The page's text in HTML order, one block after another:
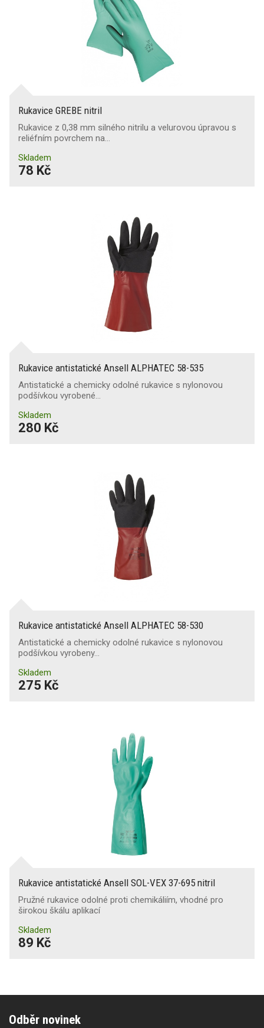
Rukavice GREBE nitril
Rukavice z 0,38 mm silného nitrilu a velurovou úpravou s
reliéfním povrchem na…
Skladem
78 Kč
Rukavice antistatické Ansell ALPHATEC 58-535
Antistatické a chemicky odolné rukavice s nylonovou
podšívkou vyrobené…
Skladem
280 Kč
Rukavice antistatické Ansell ALPHATEC 58-530
Antistatické a chemicky odolné rukavice s nylonovou
podšívkou vyrobeny…
Skladem
275 Kč
Rukavice antistatické Ansell SOL-VEX 37-695 nitril
Pružné rukavice odolné proti chemikáliím, vhodné pro
širokou škálu aplikací
Skladem
89 Kč
Odběr novinek